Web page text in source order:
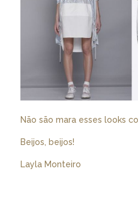
Não são mara esses looks
Beijos, beijos!
Layla Monteiro